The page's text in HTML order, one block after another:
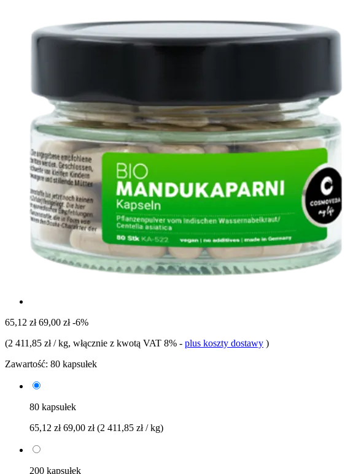
65,12 zł 69,00 zł -6%
(2 411,85 zł / kg, włącznie z kwotą VAT 8% - plus koszty dostawy )
Zawartość: 80 kapsułek
80 kapsułek
65,12 zł69,00 zł (2 411,85 zł / kg)
200 kapsułek